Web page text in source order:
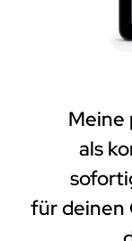
Meine
als
für deinen